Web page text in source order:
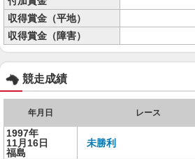
収得賞金（平地）
収得賞金（障害）
競走成績
年月日 レース
1997年
11月16日
福島
未勝利